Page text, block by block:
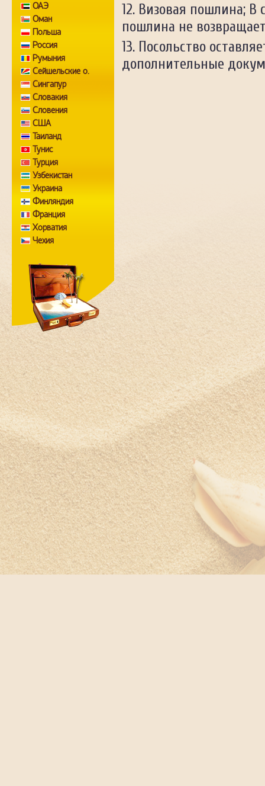
ОАЭ
Оман
Польша
Россия
Румыния
Сейшельские о.
Сингапур
Словакия
Словения
США
Таиланд
Тунис
Турция
Узбекистан
Украина
Финляндия
Франция
Хорватия
Чехия
Швеция
Шри-Ланка
Южная Корея
ЮАР
Ямайка
Япония
Визовая пошлина; В
пошлина не
Посольство
дополнительные